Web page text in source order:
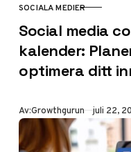
KATEGORI
SOCIALA MEDIER
Social media
kalender:
optimera ditt
Av:Growthgurun juli 22,